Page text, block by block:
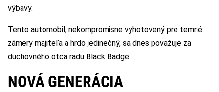
výbavy.
Tento automobil, nekompromisne vyhotovený pre temné
zámery majiteľa a hrdo jedinečný, sa dnes považuje za
duchovného otca radu Black Badge.
NOVÁ GENERÁCIA